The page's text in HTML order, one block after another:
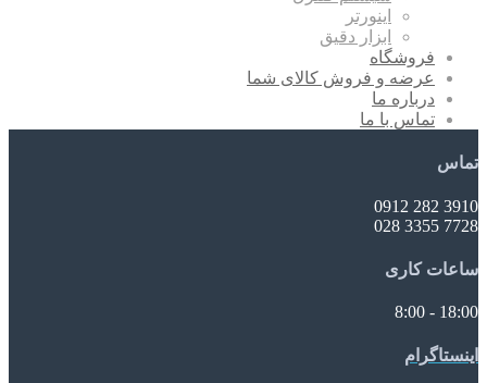
اینورتر
ابزار دقیق
فروشگاه
عرضه و فروش کالای شما
درباره ما
تماس با ما
تماس
3910 282 0912
7728 3355 028
ساعات کاری
18:00 - 8:00
اینستاگرام